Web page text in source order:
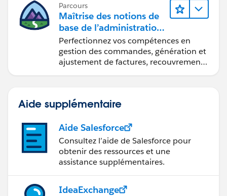
Parcours
Maîtrise des notions de
base de l’administration
de Salesforce Billing
Perfectionnez vos compétences en
gestion des commandes, génération et
ajustement de factures, recouvrement
Aide supplémentaire
Aide Salesforce
Consultez l’aide de Salesforce pour
obtenir des ressources et une
assistance supplémentaires.
IdeaExchange